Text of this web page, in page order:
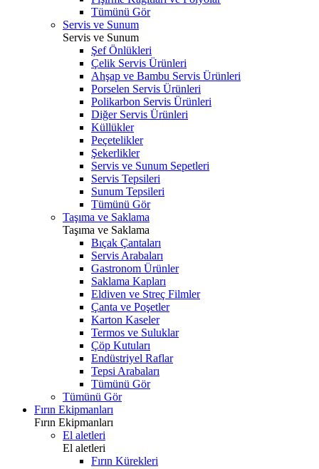
Tümünü Gör
Servis ve Sunum
Servis ve Sunum
Şef Önlükleri
Çelik Servis Ürünleri
Ahşap ve Bambu Servis Ürünleri
Porselen Servis Ürünleri
Polikarbon Servis Ürünleri
Diğer Servis Ürünleri
Küllükler
Peçetelikler
Şekerlikler
Servis ve Sunum Sepetleri
Servis Tepsileri
Sunum Tepsileri
Tümünü Gör
Taşıma ve Saklama
Taşıma ve Saklama
Bıçak Çantaları
Servis Arabaları
Gastronom Ürünler
Saklama Kapları
Eldiven ve Streç Filmler
Çanta ve Poşetler
Karton Kaseler
Termos ve Suluklar
Çöp Kutuları
Endüstriyel Raflar
Tepsi Arabaları
Tümünü Gör
Tümünü Gör
Fırın Ekipmanları
Fırın Ekipmanları
El aletleri
El aletleri
Fırın Kürekleri